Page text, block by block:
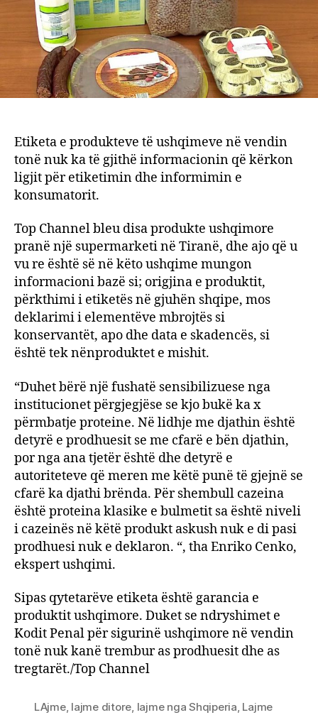
Etiketa e produkteve të ushqimeve në vendin
tonë nuk ka të gjithë informacionin që kërkon
ligjit për etiketimin dhe informimin e
konsumatorit.
Top Channel bleu disa produkte ushqimore
pranë një supermarketi në Tiranë, dhe ajo që u
vu re është së në këto ushqime mungon
informacioni bazë si; origjina e produktit,
përkthimi i etiketës në gjuhën shqipe, mos
deklarimi i elementëve mbrojtës si
konservantët, apo dhe data e skadencës, si
është tek nënproduktet e mishit.
“Duhet bërë një fushatë sensibilizuese nga
institucionet përgjegjëse se kjo bukë ka x
përmbatje proteine. Në lidhje me djathin është
detyrë e prodhuesit se me cfarë e bën djathin,
por nga ana tjetër është dhe detyrë e
autoriteteve që meren me këtë punë të gjejnë se
cfarë ka djathi brënda. Për shembull cazeina
është proteina klasike e bulmetit sa është niveli
i cazeinës në këtë produkt askush nuk e di pasi
prodhuesi nuk e deklaron. “, tha Enriko Cenko,
ekspert ushqimi.
Sipas qytetarëve etiketa është garancia e
produktit ushqimore. Duket se ndryshimet e
Kodit Penal për sigurinë ushqimore në vendin
tonë nuk kanë trembur as prodhuesit dhe as
tregtarët./Top Channel
LAjme, lajme ditore, lajme nga Shqiperia, Lajme